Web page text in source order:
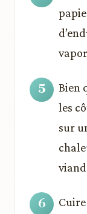
Bien
les
sur